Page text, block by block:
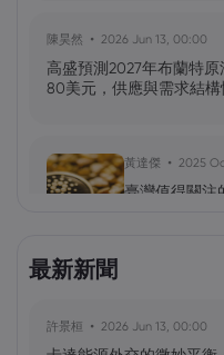
陳昊然 2026 Jun 13, 00:00
高盛預測2027年布蘭特
80美元，供應與需求結構
黃達傑 2025
臺灣值得關注
NIO 股票預測
最新新聞
許景桓 2026 Jun 13, 00:00